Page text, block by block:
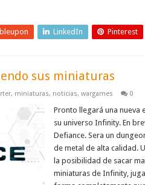
LinkedIn Pinterest
sus miniaturas
, miniaturas, noticias, wargames 0
Pronto llegará una nueva
su universo Infinity. En
Defiance. Sera un
de metal de alta calidad.
la posibilidad de sacar
miniaturas de Infinity,